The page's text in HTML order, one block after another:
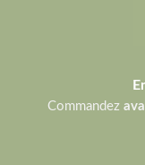
Commandez